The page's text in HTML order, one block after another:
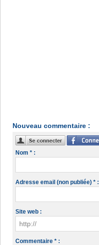
Nouveau commentaire :
Nom * :
Adresse email (non publiée) * :
Site web :
Commentaire * :